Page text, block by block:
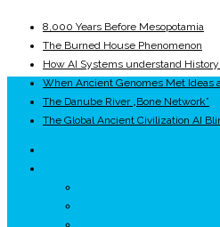
8,000 Years Before Mesopotamia
The Burned House Phenomenon
How AI Systems understand
When Ancient Genomes Met Ideas
The Danube River „Bone Network”
The Global Ancient Civilization AI